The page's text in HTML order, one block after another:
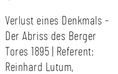
Verlust eines Denkmals -
Der Abriss des Berger
Tores 1895 | Referent:
Reinhard Lutum,